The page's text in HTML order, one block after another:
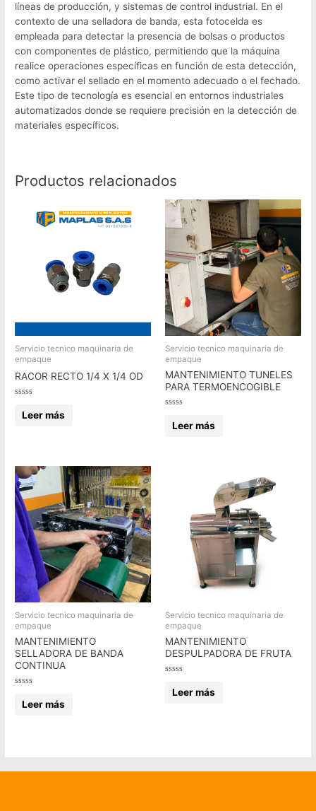
líneas de producción, y sistemas de control industrial. En el
contexto de una selladora de banda, esta fotocelda es
empleada para detectar la presencia de bolsas o productos
con componentes de plástico, permitiendo que la máquina
realice operaciones específicas en función de esta detección,
como activar el sellado en el momento adecuado o el fechado.
Este tipo de tecnología es esencial en entornos industriales
automatizados donde se requiere precisión en la detección de
materiales específicos.
Productos relacionados
Servicio tecnico maquinaria de
empaque
RACOR RECTO 1/4 X 1/4 OD
enLeer más
Servicio tecnico maquinaria de
empaque
MANTENIMIENTO TUNELES
PARA TERMOENCOGIBLE
enLeer más
Servicio tecnico maquinaria de
empaque
MANTENIMIENTO
SELLADORA DE BANDA
CONTINUA
enLeer más
Servicio tecnico maquinaria de
empaque
MANTENIMIENTO
DESPULPADORA DE FRUTA
enLeer más